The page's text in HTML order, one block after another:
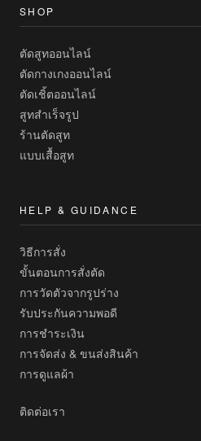
SHOP
ตัดสูทออนไลน์
ตัดกางเกงออนไลน์
ตัดเชิ้ตออนไลน์
สูทสำเร็จรูป
ร้านตัดสูท
แบบเสื้อสูท
HELP & GUIDANCE
วิธีการสั่ง
ขั้นตอนการสั่งตัด
การวัดตัวจากรูปร่าง
รับประกันความพอดี
การชำระเงิน
การจัดส่ง & ขนส่งสินค้า
การดูแลผ้า
ติดต่อเรา